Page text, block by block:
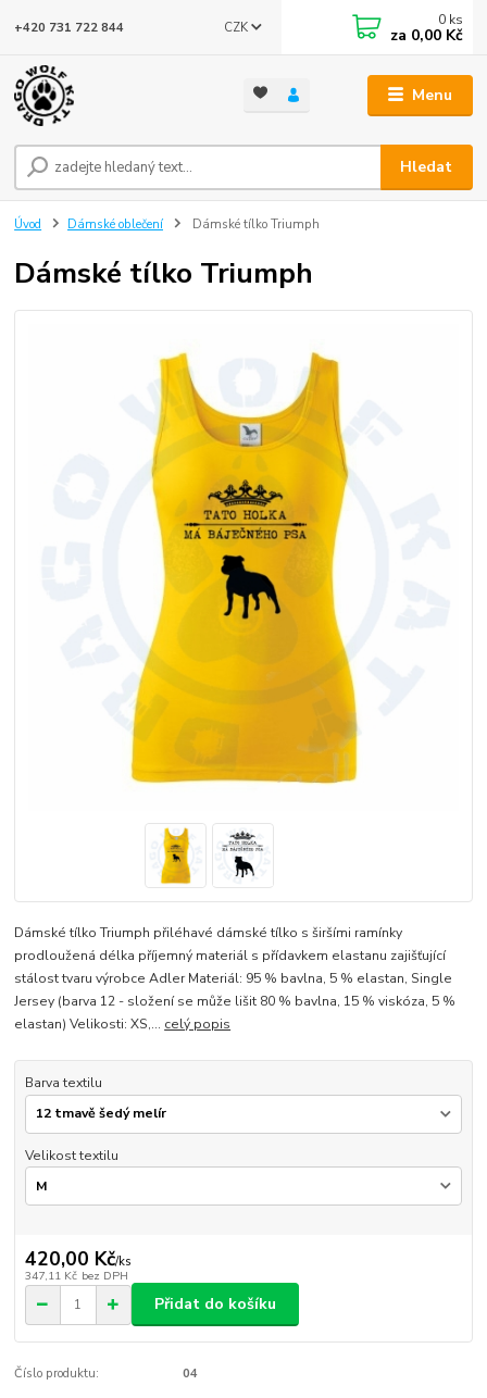
Menu
CZK
Hledat
+420 731 722 844 0 ks
za 0,00 Kč
Úvod Dámské oblečení Dámské tílko Triumph
Dámské tílko Triumph
Dámské tílko Triumph přiléhavé dámské tílko s širšími ramínky
prodloužená délka příjemný materiál s přídavkem elastanu zajišťující
stálost tvaru výrobce Adler Materiál: 95 % bavlna, 5 % elastan, Single
Jersey (barva 12 - složení se může lišit 80 % bavlna, 15 % viskóza, 5 %
elastan) Velikosti: XS,... celý popis
Barva textilu
Velikost textilu
420,00 Kč/ks
347,11 Kč bez DPH
Přidat do košíku
Číslo produktu: 04